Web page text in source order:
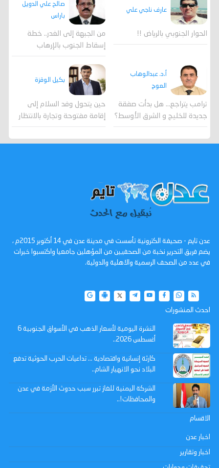
عارف ناجي علي
الحوار الجنوبي بالرياض !!
صالح علي الدويل
باراس
من الجبهة إلى الغدر.. خطة
إسقاط الجنوب بالإرهاب
أ.د. عبدالوهاب
العوج
ترامب يتراجع... هل بدأت صفقة
جديدة للخليج و الشرق الأوسط؟
بكيل الوقزة
حين يتحول وفد السلام إلى
إقامة مفتوحة وتجارة بالانتظار
عدن تايم - صحيفة الكترونية تأسست في مدينة عدن في 14 أكتوبر 2015م ،
يضم فريق التحرير نخبة من الصحفيين من المؤهلين جامعيا واكتسبوا خبرات
في عدد من الصحف الرسمية والاهلية والدولية.
احدث المنشورات
النشرة اليومية لأسعار الذهب في الأسواق الجنوبية 6
أغسطس 2026..
كارثة إنسانية واقتصادية ... تداعيات الحرب الحوثية تدفع
البلاد نحو الانهيار الشام..
الشركة اليمنية للغاز تبرر سبب حدوث الأزمة في عدن
والمحافظات!..
الاقسام
اخبار عدن
اخبار وتقارير